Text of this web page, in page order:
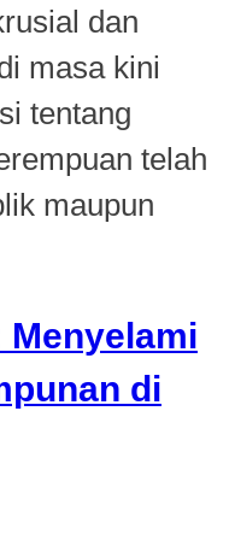
dan
masa kini
tentang
telah
maupun
Menyelami
di